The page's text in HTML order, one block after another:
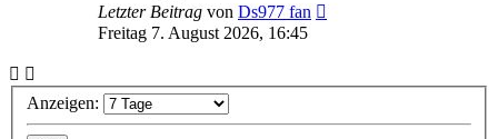
Letzter Beitrag von Ds977 fan
Freitag 7. August 2026, 16:45
Anzeigen: